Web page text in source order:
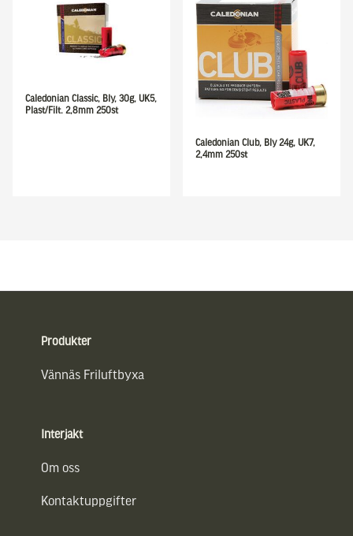
Caledonian Classic, Bly, 30g, UK5,
Plast/Filt. 2,8mm 250st
Caledonian Club, Bly 24g, UK7,
2,4mm 250st
Produkter
Vännäs Friluftbyxa
Interjakt
Om oss
Kontaktuppgifter